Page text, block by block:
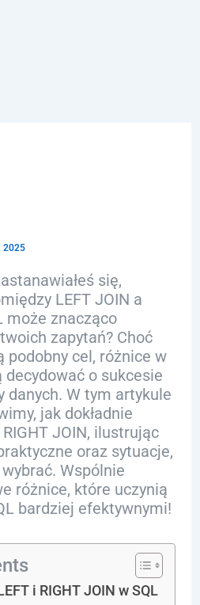
2025
się,
LEFT JOIN a
może znacząco
zapytań? Choć
podobny cel, różnice w
decydować o sukcesie
danych. W tym artykule
jak dokładnie
JOIN, ilustrując
oraz sytuacje,
Wspólnie
różnice, które uczynią
bardziej efektywnymi!
i RIGHT JOIN w SQL